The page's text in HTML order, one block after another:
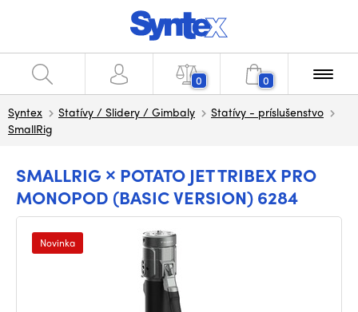
0 0
Syntex Statívy / Slidery / Gimbaly
Statívy - príslušenstvo
SmallRig
SMALLRIG × POTATO JET TRIBEX PRO
MONOPOD (BASIC VERSION) 6284
Novinka